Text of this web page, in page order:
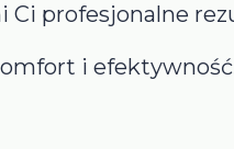
Ci profesjonalne
i